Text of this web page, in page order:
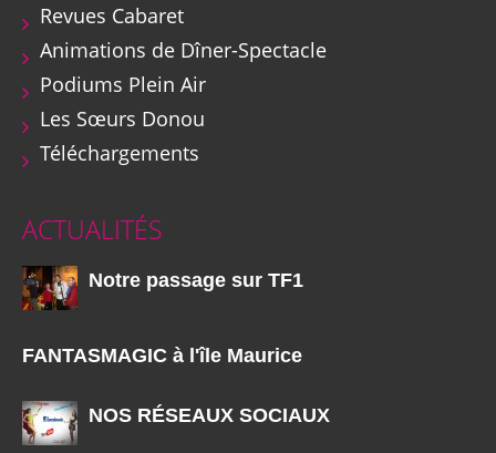
Revues Cabaret
Animations de Dîner-Spectacle
Podiums Plein Air
Les Sœurs Donou
Téléchargements
ACTUALITÉS
Notre passage sur TF1
FANTASMAGIC à l'île Maurice
NOS RÉSEAUX SOCIAUX